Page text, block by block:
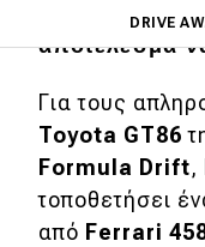
DRIVE
Main navigation
Νέα μοντέλα
Πρωτότυπα
ανέβαζαν
αποτέλεσμα
Για τους
Toyota GT86
Formula Drift,
τοποθετήσει
από Ferrari